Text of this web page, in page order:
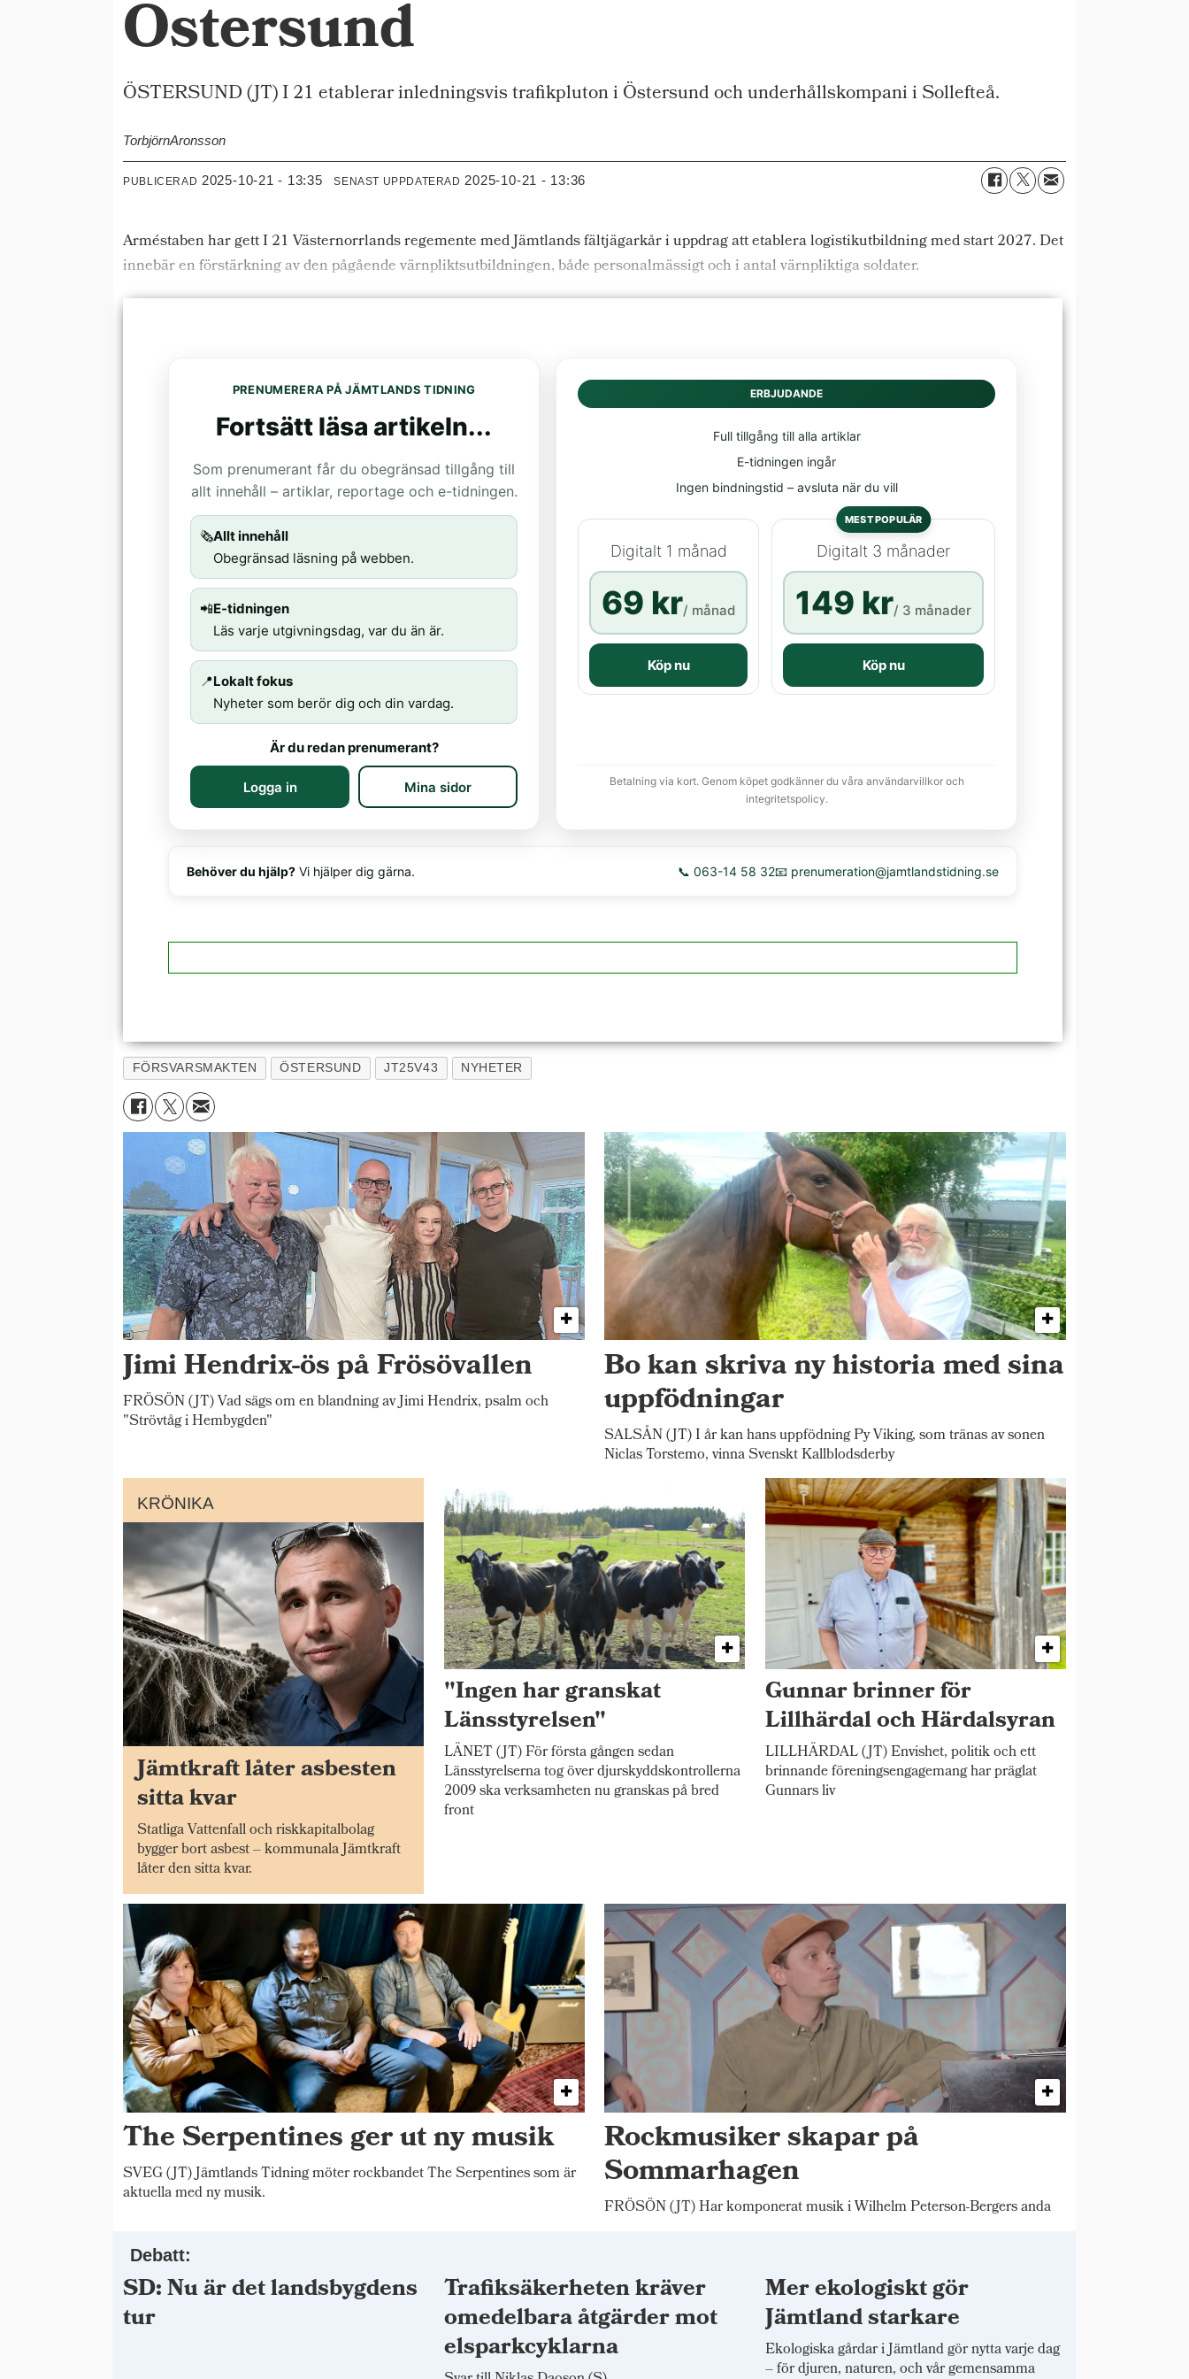
Östersund
ÖSTERSUND (JT) I 21 etablerar inledningsvis trafikpluton i Östersund och underhållskompani i Sollefteå.
TorbjörnAronsson
PUBLICERAD 2025-10-21 - 13:35 SENAST UPPDATERAD 2025-10-21 - 13:36
Arméstaben har gett I 21 Västernorrlands regemente med Jämtlands fältjägarkår i uppdrag att etablera logistikutbildning med start 2027. Det
innebär en förstärkning av den pågående värnpliktsutbildningen, både personalmässigt och i antal värnpliktiga soldater.
PRENUMERERA PÅ JÄMTLANDS TIDNING
Fortsätt läsa artikeln...
Som prenumerant får du obegränsad tillgång till
allt innehåll – artiklar, reportage och e-tidningen.
🗞️Allt innehåll
Obegränsad läsning på webben.
📲E-tidningen
Läs varje utgivningsdag, var du än är.
📍Lokalt fokus
Nyheter som berör dig och din vardag.
Är du redan prenumerant?
Logga in Mina sidor
ERBJUDANDE
Full tillgång till alla artiklar
E-tidningen ingår
Ingen bindningstid – avsluta när du vill
Digitalt 1 månad
69 kr/ månad
Köp nu
MEST POPULÄR
Digitalt 3 månader
149 kr/ 3 månader
Köp nu
Betalning via kort. Genom köpet godkänner du våra användarvillkor och
integritetspolicy.
Behöver du hjälp? Vi hjälper dig gärna. 📞 063-14 58 32📧 prenumeration@jamtlandstidning.se
FÖRSVARSMAKTEN ÖSTERSUND JT25V43 NYHETER
Jimi Hendrix-ös på Frösövallen
FRÖSÖN (JT) Vad sägs om en blandning av Jimi Hendrix, psalm och
"Strövtåg i Hembygden"
Bo kan skriva ny historia med sina
uppfödningar
SALSÅN (JT) I år kan hans uppfödning Py Viking, som tränas av sonen
Niclas Torstemo, vinna Svenskt Kallblodsderby
KRÖNIKA
Jämtkraft låter asbesten
sitta kvar
Statliga Vattenfall och riskkapitalbolag
bygger bort asbest – kommunala Jämtkraft
låter den sitta kvar.
"Ingen har granskat
Länsstyrelsen"
LÄNET (JT) För första gången sedan
Länsstyrelserna tog över djurskyddskontrollerna
2009 ska verksamheten nu granskas på bred
front
Gunnar brinner för
Lillhärdal och Härdalsyran
LILLHÄRDAL (JT) Envishet, politik och ett
brinnande föreningsengagemang har präglat
Gunnars liv
The Serpentines ger ut ny musik
SVEG (JT) Jämtlands Tidning möter rockbandet The Serpentines som är
aktuella med ny musik.
Rockmusiker skapar på
Sommarhagen
FRÖSÖN (JT) Har komponerat musik i Wilhelm Peterson-Bergers anda
Debatt:
SD: Nu är det landsbygdens
tur
Trafiksäkerheten kräver
omedelbara åtgärder mot
elsparkcyklarna
Mer ekologiskt gör
Jämtland starkare
Ekologiska gårdar i Jämtland gör nytta varje dag
– för djuren, naturen, och vår gemensamma